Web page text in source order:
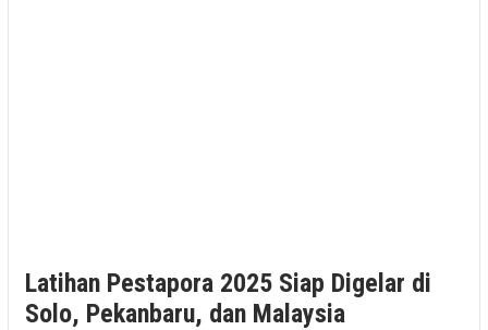
Latihan Pestapora 2025 Siap Digelar di
Solo, Pekanbaru, dan Malaysia